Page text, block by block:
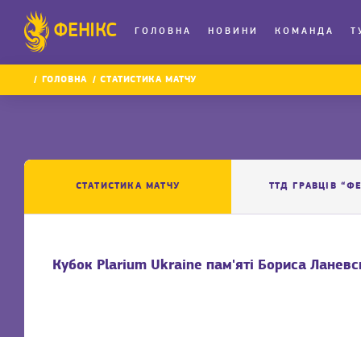
ФЕНІКС ГОЛОВНА НОВИНИ КОМАНДА
ГОЛОВНА СТАТИСТИКА МАТЧУ
СТАТИСТИКА МАТЧУ ТТД ГРАВЦІВ
Кубок Plarium Ukraine пам'яті Бориса